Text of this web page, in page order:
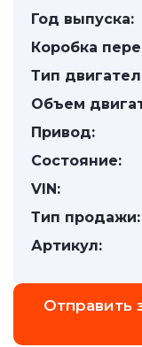
Год выпуска:
Коробка
Тип
Объем
Привод:
Состояние:
VIN:
Тип продажи:
Артикул:
Отправить